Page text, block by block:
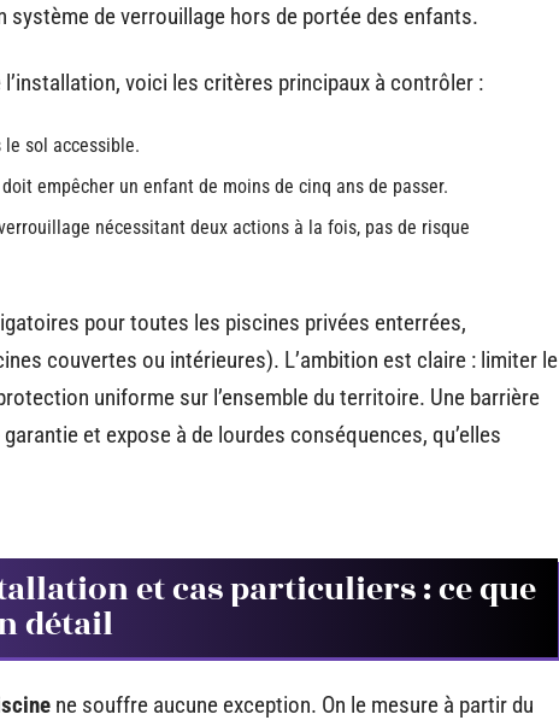
de verrouillage hors de portée des enfants.
voici les critères principaux à contrôler :
le sol accessible.
empêcher un enfant de moins de cinq ans de passer.
nécessitant deux actions à la fois, pas de risque
pour toutes les piscines privées enterrées,
couvertes ou intérieures). L’ambition est claire : limiter le
uniforme sur l’ensemble du territoire. Une barrière
et expose à de lourdes conséquences, qu’elles
et cas particuliers : ce que
détail
ne souffre aucune exception. On le mesure à partir du